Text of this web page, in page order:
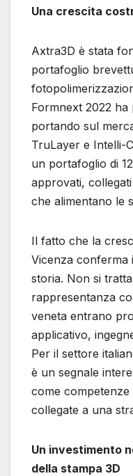
Una crescita
Axtra3D è stata
portafoglio
Formnext 2022 ha
portando sul
TruLayer e Intelli-
un portafoglio di
approvati,
che alimentano le
Il fatto che la
Vicenza conferma
storia. Non si
rappresentanza
veneta entrano
applicativo,
Per il settore
è un segnale
come
collegate a una
Un investimento
della stampa 3D